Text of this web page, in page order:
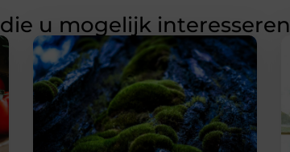
die u mogelijk interesseren